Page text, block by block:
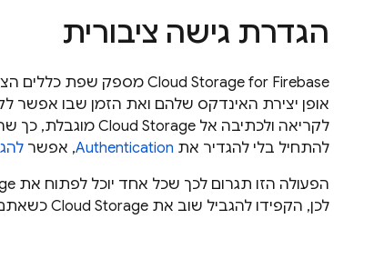
הגדרת גישה ציבורית
Cloud Storage for Firebase מספק שפת כללים
אופן יצירת האינדקס שלהם ואת הזמן שבו אפשר
לקריאה ולכתיבה אל Cloud Storage מוגבלת, כך
להתחיל בלי להגדיר את Authentication, אפשר
הפעולה הזו תגרום לכך שכל אחד יוכל לפתוח את
לכן, הקפידו להגביל שוב את Cloud Storage כשאתם